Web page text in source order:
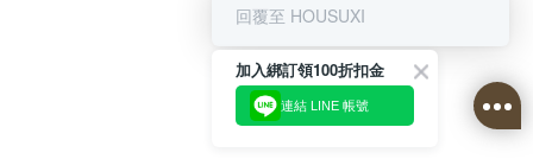
回覆至 HOUSUXI
加入綁訂領100折扣金
連結 LINE 帳號